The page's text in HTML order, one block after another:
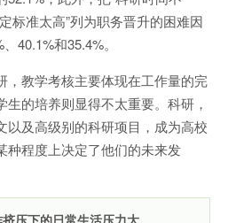
标准太高”列为职务晋升的困难因
40.1%和35.4%。
，教学考核主要体现在工作量的完
的培养则显得不太重要。科研，
以及高级别的科研项目，成为高校
种程度上决定了他们的未来发
压下的日常生活压力大